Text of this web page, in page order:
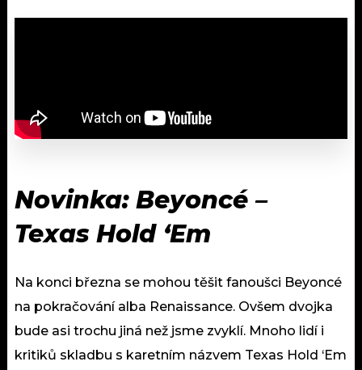
Novinka: Beyoncé –
Texas Hold ‘Em
Na konci března se mohou těšit fanoušci Beyoncé
na pokračování alba Renaissance. Ovšem dvojka
bude asi trochu jiná než jsme zvyklí. Mnoho lidí i
kritiků skladbu s karetním názvem Texas Hold ‘Em